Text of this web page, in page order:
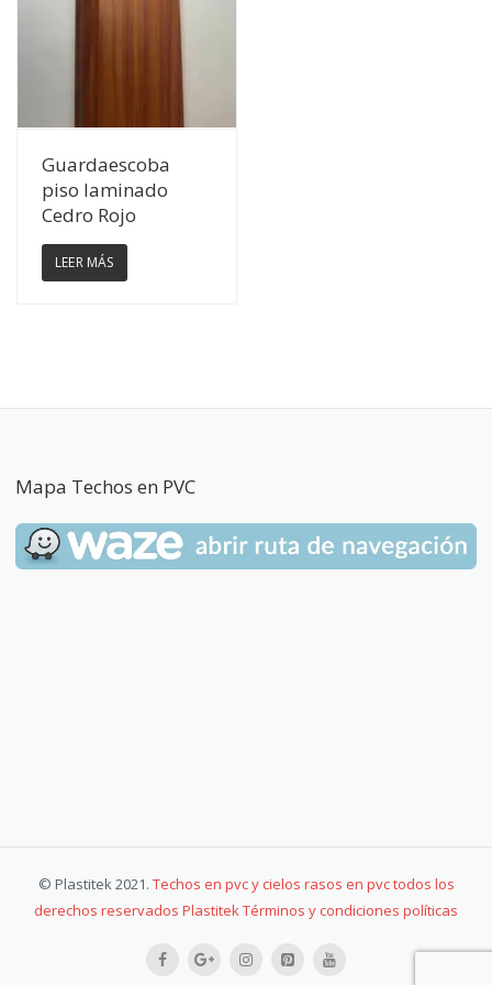
Ver Detalles
Guardaescoba
piso laminado
Cedro Rojo
LEER MÁS
Mapa Techos en PVC
© Plastitek 2021. Techos en pvc y cielos rasos en pvc todos los
derechos reservados Plastitek Términos y condiciones políticas